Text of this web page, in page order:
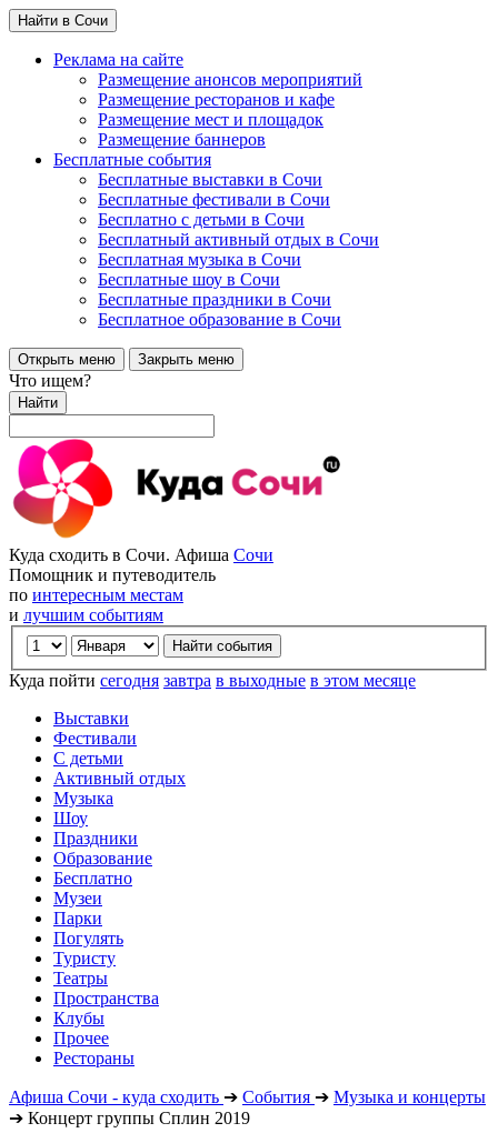
Найти в Сочи
Реклама на сайте
Размещение анонсов мероприятий
Размещение ресторанов и кафе
Размещение мест и площадок
Размещение баннеров
Бесплатные события
Бесплатные выставки в Сочи
Бесплатные фестивали в Сочи
Бесплатно с детьми в Сочи
Бесплатный активный отдых в Сочи
Бесплатная музыка в Сочи
Бесплатные шоу в Сочи
Бесплатные праздники в Сочи
Бесплатное образование в Сочи
Открыть меню Закрыть меню
Что ищем?
Найти
Куда сходить в Сочи. Афиша Сочи
Помощник и путеводитель
по интересным местам
и лучшим событиям
Куда пойти сегодня завтра в выходные в этом месяце
Выставки
Фестивали
С детьми
Активный отдых
Музыка
Шоу
Праздники
Образование
Бесплатно
Музеи
Парки
Погулять
Туристу
Театры
Пространства
Клубы
Прочее
Рестораны
Афиша Сочи - куда сходить ➔ События ➔ Музыка и концерты
➔ Концерт группы Сплин 2019